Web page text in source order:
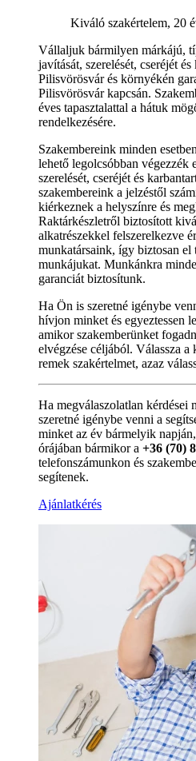
Kiváló szakértelem, 20
Vállaljuk bármilyen márkájú,
javítását, szerelését, cseréjét és
Pilisvörösvár és környékén
Pilisvörösvár kapcsán.
éves tapasztalattal a hátuk
rendelkezésére.
Szakembereink minden
lehető legolcsóbban végezzék
szerelését, cseréjét és
szakembereink a jelzéstől
kiérkeznek a helyszínre és
Raktárkészletről biztosított
alkatrészekkel felszerelkezve
munkatársaink, így biztosan el
munkájukat. Munkánkra
garanciát biztosítunk.
Ha Ön is szeretné igénybe
hívjon minket és egyeztessen
amikor szakemberünket
elvégzése céljából. Válassza a
remek szakértelmet, azaz
Ha megválaszolatlan kérdései
szeretné igénybe venni a
minket az év bármelyik
órájában bármikor a +36 (70)
telefonszámunkon és
segítenek.
Ajánlatkérés